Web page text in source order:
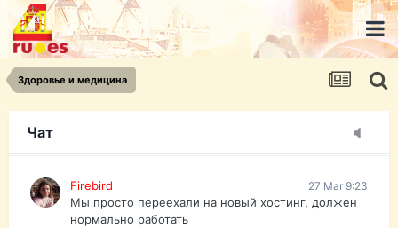
Здоровье и медицина
Чат
urist.dokument@gmail.com
https://pasport-ua.com/
Телеграмм @uristpassua
Firebird
Друзья - из России без VPN сайт и форум
Firebird 27 Mar 9:23
Мы просто переехали на новый хостинг, должен
нормально работать